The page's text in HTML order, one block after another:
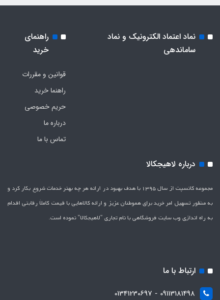
نماد اعتماد الکترونیک و نماد
ساماندهی
راهنمای
خرید
قوانین و مقررات
راهنما خرید
حریم خصوصی
درباره ما
تماس با ما
درباره لاهیجکالا
مجموعه کانسپت از سال 1395 با هدف بهبود در ارائه هر چه بهتر خدمات شروع بکار کرد و
به منظور تسهیل امر خرید برای هموطنان عزیز و ارائه کالاهایی با قیمت کاملاَ رقابتی اقدام
به راه اندازی وب سایت فروشگاهی با نام تجاری "لاهیج­کالا" نموده است.
ارتباط با ما
09113181498 - 01341230697